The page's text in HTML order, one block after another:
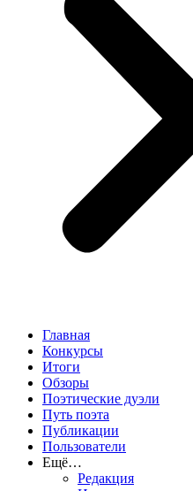
Главная
Конкурсы
Итоги
Обзоры
Поэтические дуэли
Путь поэта
Публикации
Пользователи
Ещё…
Редакция